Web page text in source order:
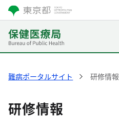
難病ポータルサイト 研修情報
研修情報